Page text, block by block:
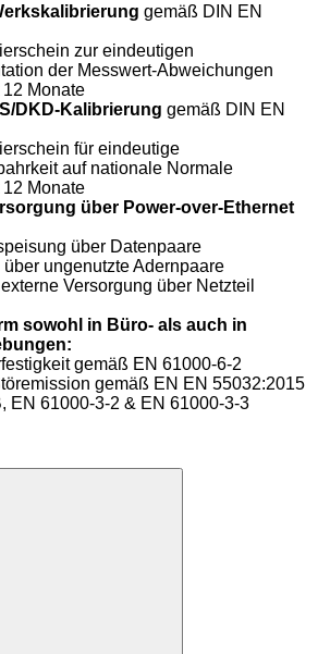
gemäß DIN EN
zur eindeutigen
der Messwert-Abweichungen
Monate
DKD-Kalibrierung gemäß DIN EN
für eindeutige
auf nationale Normale
Monate
über Power-over-Ethernet
über Datenpaare
ungenutzte Adernpaare
Versorgung über Netzteil
sowohl in Büro- als auch in
gemäß EN 61000-6-2
gemäß EN EN 55032:2015
EN 61000-3-2 & EN 61000-3-3